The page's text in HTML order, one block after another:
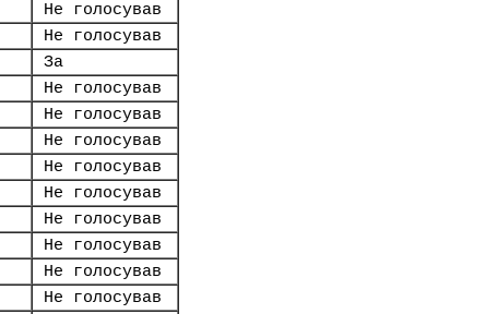
Не голосував
Не голосував
За
Не голосував
Не голосував
Не голосував
Не голосував
Не голосував
Не голосував
Не голосував
Не голосував
Не голосував